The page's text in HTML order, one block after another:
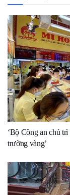
‘Bộ Công an chủ
trường vàng’